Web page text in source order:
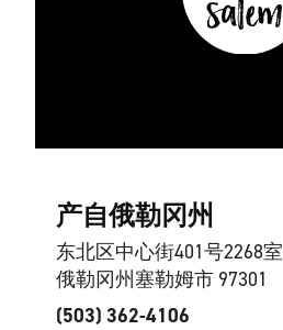
产自俄勒冈州
东北区中心街401号2268室
俄勒冈州塞勒姆市 97301
(503) 362-4106